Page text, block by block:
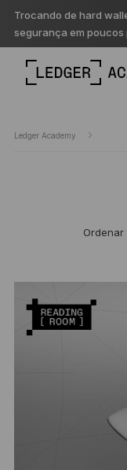
Trocando de hard
segurança em poucos
Ledger Academy
Ordenar